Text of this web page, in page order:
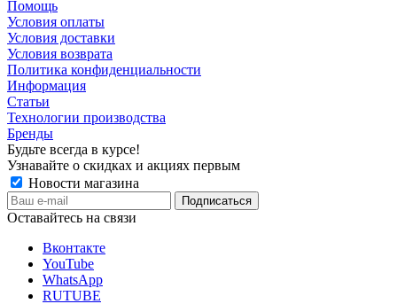
Помощь
Условия оплаты
Условия доставки
Условия возврата
Политика конфиденциальности
Информация
Статьи
Технологии производства
Бренды
Будьте всегда в курсе!
Узнавайте о скидках и акциях первым
Новости магазина
Оставайтесь на связи
Вконтакте
YouTube
WhatsApp
RUTUBE